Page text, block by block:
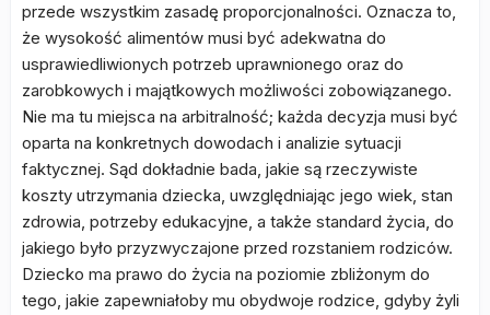
przede wszystkim zasadę proporcjonalności. Oznacza to,
że wysokość alimentów musi być adekwatna do
usprawiedliwionych potrzeb uprawnionego oraz do
zarobkowych i majątkowych możliwości zobowiązanego.
Nie ma tu miejsca na arbitralność; każda decyzja musi być
oparta na konkretnych dowodach i analizie sytuacji
faktycznej. Sąd dokładnie bada, jakie są rzeczywiste
koszty utrzymania dziecka, uwzględniając jego wiek, stan
zdrowia, potrzeby edukacyjne, a także standard życia, do
jakiego było przyzwyczajone przed rozstaniem rodziców.
Dziecko ma prawo do życia na poziomie zbliżonym do
tego, jakie zapewniałoby mu obydwoje rodzice, gdyby żyli